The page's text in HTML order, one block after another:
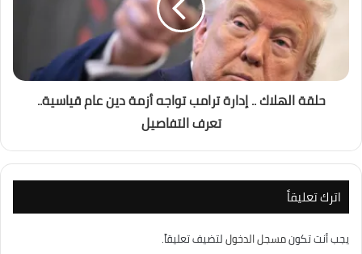
حلقة الهلاك .. إدارة ترامب تواجه أزمة دين عام قياسية..
تعرف التفاصيل
اترك تعليقاً
يجب أنت تكونمسجل الدخوللتضيف تعليقاً.